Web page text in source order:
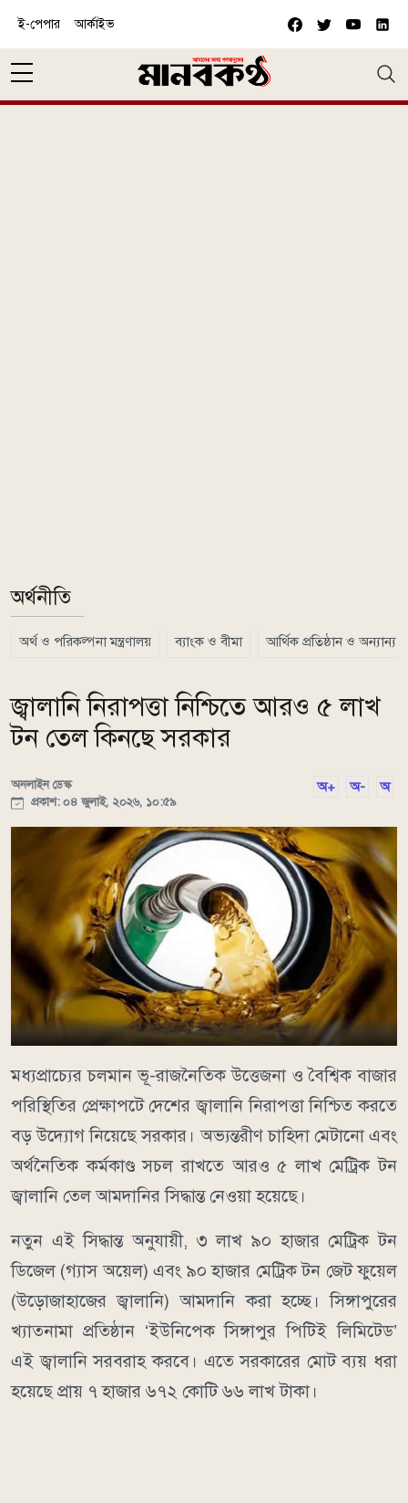
ই-পেপার আর্কাইভ
অর্থনীতি
অর্থ ও পরিকল্পনা মন্ত্রণালয় ব্যাংক ও বীমা আর্থিক প্রতিষ্ঠান ও অন্যান্য
জ্বালানি নিরাপত্তা নিশ্চিতে আরও ৫ লাখ
টন তেল কিনছে সরকার
অনলাইন ডেস্ক
প্রকাশ: ০৪ জুলাই, ২০২৬, ১০:৫৯
অ+ অ- অ
মধ্যপ্রাচ্যের চলমান ভূ-রাজনৈতিক উত্তেজনা ও বৈশ্বিক বাজার
পরিস্থিতির প্রেক্ষাপটে দেশের জ্বালানি নিরাপত্তা নিশ্চিত করতে
বড় উদ্যোগ নিয়েছে সরকার। অভ্যন্তরীণ চাহিদা মেটানো এবং
অর্থনৈতিক কর্মকাণ্ড সচল রাখতে আরও ৫ লাখ মেট্রিক টন
জ্বালানি তেল আমদানির সিদ্ধান্ত নেওয়া হয়েছে।
নতুন এই সিদ্ধান্ত অনুযায়ী, ৩ লাখ ৯০ হাজার মেট্রিক টন
ডিজেল (গ্যাস অয়েল) এবং ৯০ হাজার মেট্রিক টন জেট ফুয়েল
(উড়োজাহাজের জ্বালানি) আমদানি করা হচ্ছে। সিঙ্গাপুরের
খ্যাতনামা প্রতিষ্ঠান ‘ইউনিপেক সিঙ্গাপুর পিটিই লিমিটেড’
এই জ্বালানি সরবরাহ করবে। এতে সরকারের মোট ব্যয় ধরা
হয়েছে প্রায় ৭ হাজার ৬৭২ কোটি ৬৬ লাখ টাকা।